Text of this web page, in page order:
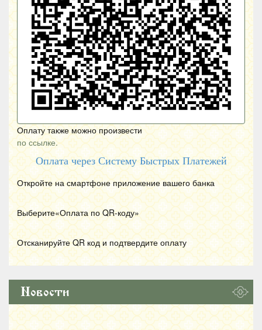
Оплату также можно произвести
по ссылке.
Оплата через Систему Быстрых Платежей
Откройте на смартфоне приложение вашего банка
Выберите«Оплата по QR-коду»
Отсканируйте QR код и подтвердите оплату
Новости